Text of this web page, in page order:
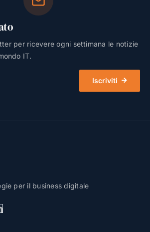
per ricevere ogni settimana le notizie
IT.
Iscriviti
per il business digitale